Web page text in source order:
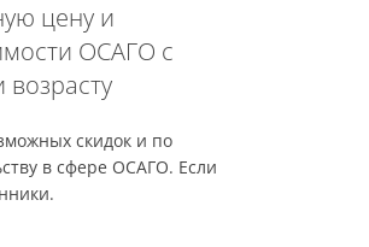
цену и
ОСАГО с
возрасту
скидок и по
в сфере ОСАГО. Если